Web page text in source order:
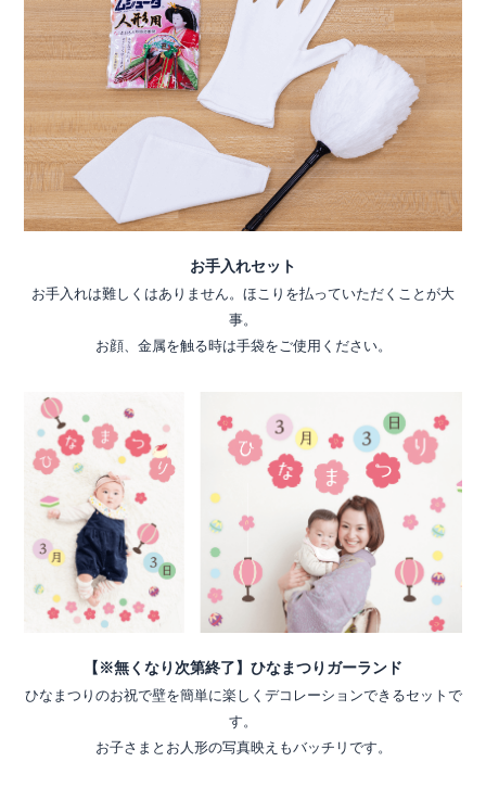
お手入れセット
お手入れは難しくはありません。ほこりを払っていただくことが大
事。
お顔、金属を触る時は手袋をご使用ください。
【※無くなり次第終了】ひなまつりガーランド
ひなまつりのお祝で壁を簡単に楽しくデコレーションできるセットで
す。
お子さまとお人形の写真映えもバッチリです。